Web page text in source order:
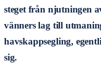
steget från njutningen
vänners lag till
havskappsegling,
sig.